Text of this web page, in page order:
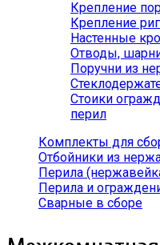
Крепление
Крепление
Настенные
Отводы,
Поручни из
Стоики
перил
Комплекты для
Отбойники из
Перила
Перила и
Сварные в сборе